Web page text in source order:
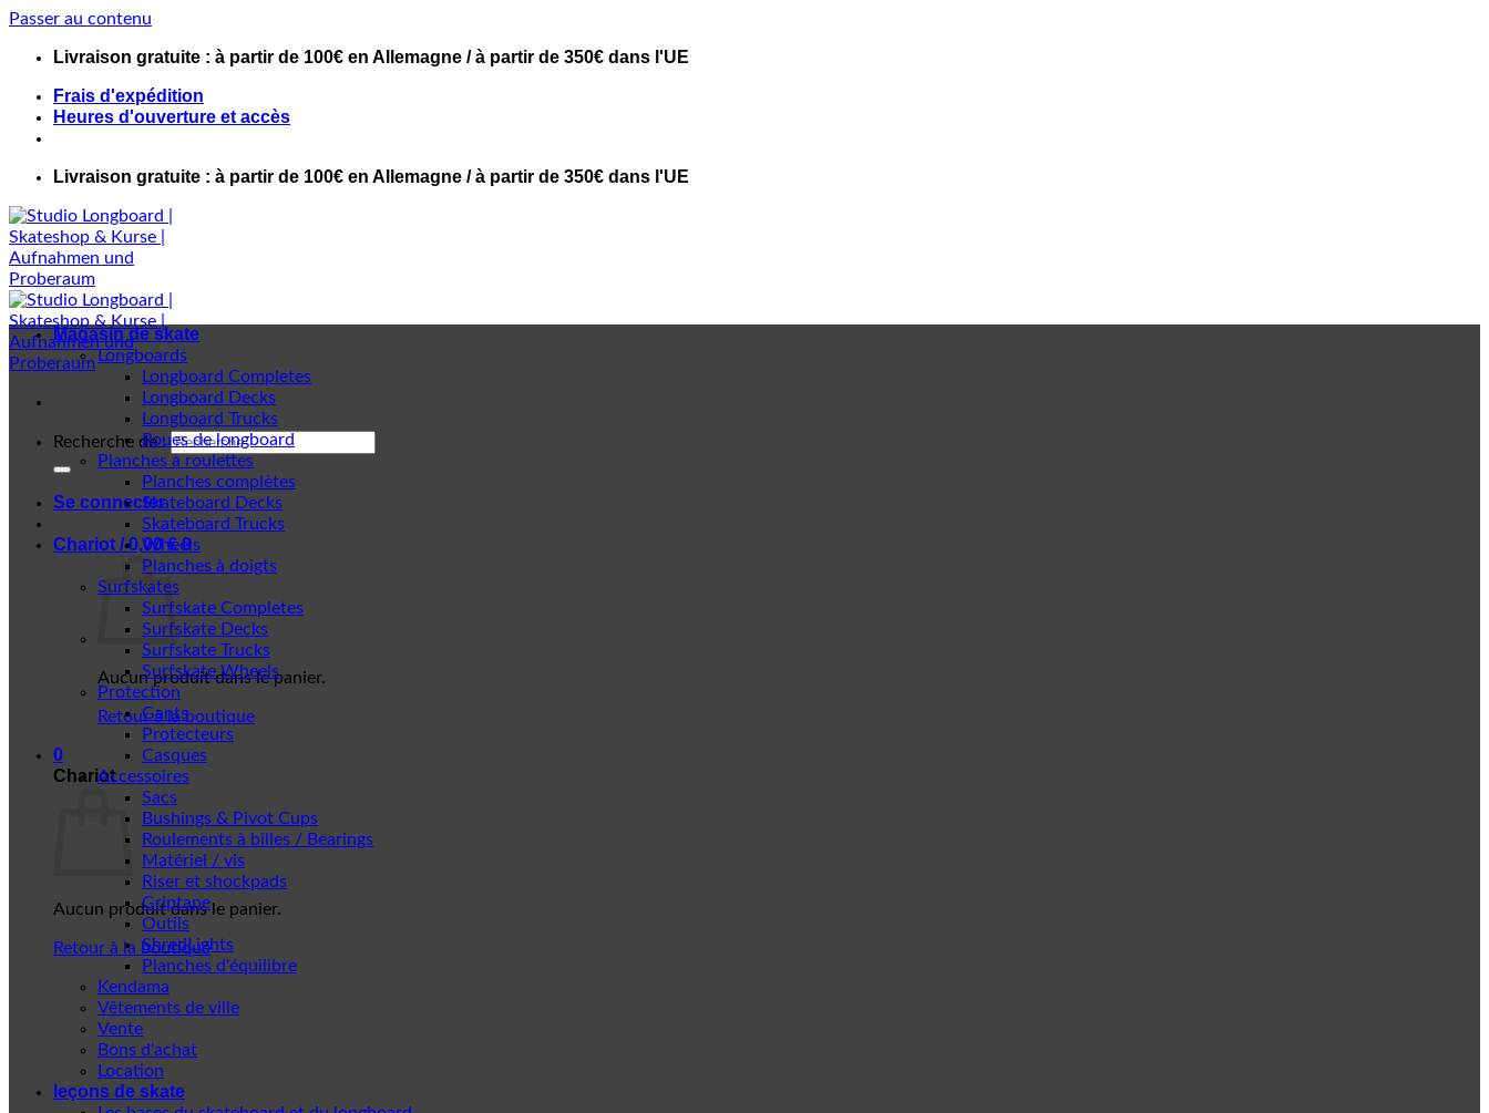
Passer au contenu
Livraison gratuite : à partir de 100€ en Allemagne / à partir de 350€ dans l'UE
Frais d'expédition
Heures d'ouverture et accès
Livraison gratuite : à partir de 100€ en Allemagne / à partir de 350€ dans l'UE
Recherche de :
Se connecter
Chariot /0,00€ 0
Aucun produit dans le panier.
Retour à la boutique
0
Chariot
Aucun produit dans le panier.
Retour à la boutique
Magasin de skate
Longboards
Longboard Completes
Longboard Decks
Longboard Trucks
Roues de longboard
Planches à roulettes
Planches complètes
Skateboard Decks
Skateboard Trucks
Wheels
Planches à doigts
Surfskates
Surfskate Completes
Surfskate Decks
Surfskate Trucks
Surfskate Wheels
Protection
Gants
Protecteurs
Casques
Accessoires
Sacs
Bushings & Pivot Cups
Roulements à billes / Bearings
Matériel / vis
Riser et shockpads
Griptape
Outils
ShredLights
Planches d'équilibre
Kendama
Vêtements de ville
Vente
Bons d'achat
Location
leçons de skate